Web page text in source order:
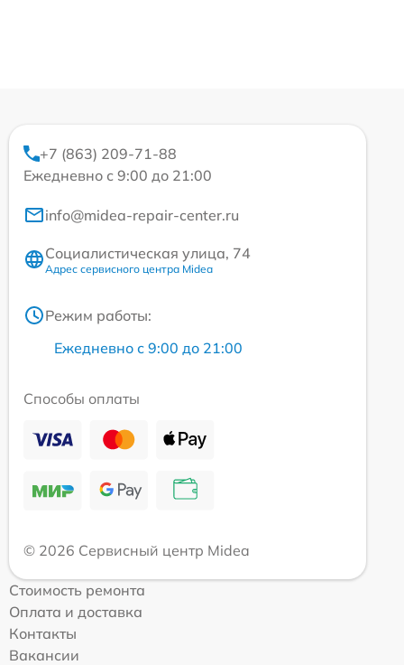
+7 (863) 209-71-88
Ежедневно с 9:00 до 21:00
info@midea-repair-center.ru
Социалистическая улица, 74
Адрес сервисного центра Midea
Режим работы:
Ежедневно с 9:00 до 21:00
Способы оплаты
© 2026 Сервисный центр Midea
Стоимость ремонта
Оплата и доставка
Контакты
Вакансии